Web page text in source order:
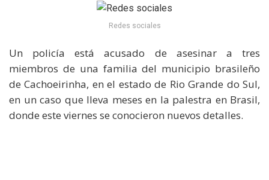
Redes sociales
Un policía está acusado de asesinar a tres
miembros de una familia del municipio brasileño
de Cachoeirinha, en el estado de Rio Grande do Sul,
en un caso que lleva meses en la palestra en Brasil,
donde este viernes se conocieron nuevos detalles.